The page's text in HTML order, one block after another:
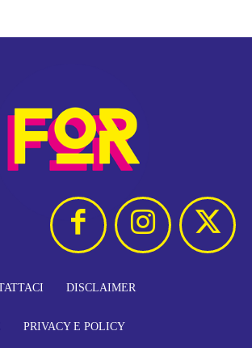
DISCLAIMER
PRIVACY E POLICY